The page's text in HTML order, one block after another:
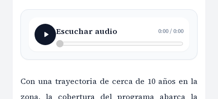
Escuchar audio 0:00/0:00
Con una trayectoria de cerca de 10 años en la
zona, la cobertura del programa abarca la